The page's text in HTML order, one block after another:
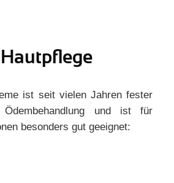
ist seit vielen Jahren fester
und ist für
besonders gut geeignet: